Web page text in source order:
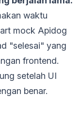
waktu
mock Apidog
"selesai" yang
frontend.
setelah UI
benar.